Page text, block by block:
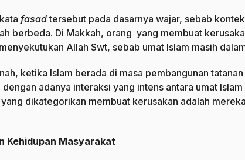
fasadtersebut pada dasarnya wajar, sebab
berbeda. Di Makkah, orang yang membuat
Allah Swt, sebab umat Islam masih
ketika Islam berada di masa pembangunan
adanya interaksi yang intens antara umat
dikategorikan membuat kerusakan adalah
Kehidupan Masyarakat